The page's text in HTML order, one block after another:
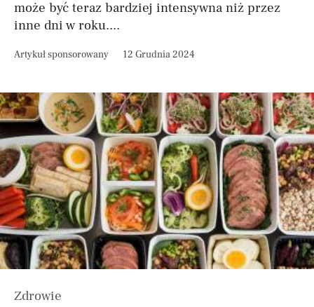
może być teraz bardziej intensywna niż przez
inne dni w roku....
Artykuł sponsorowany 12 Grudnia 2024
Zdrowie